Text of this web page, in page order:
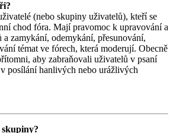
(nebo skupiny uživatelů), kteří se
chod fóra. Mají pravomoc k upravování a
a zamykání, odemykání, přesunování,
témat ve fórech, která moderují. Obecně
aby zabraňovali uživatelů v psaní
posílání hanlivých nebo urážlivých
skupiny?